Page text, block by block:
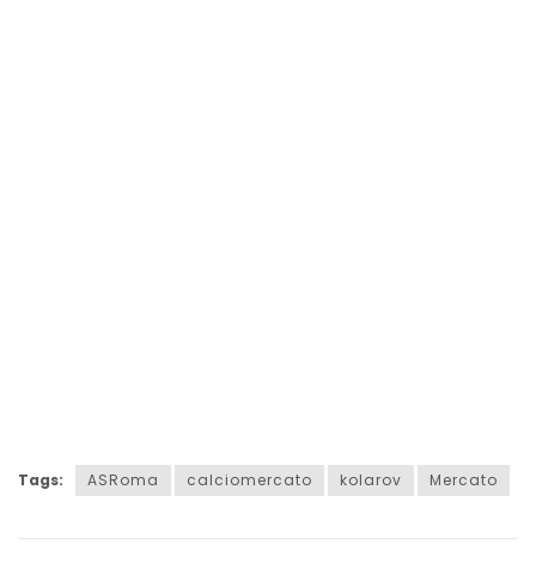
Tags: ASRoma calciomercato kolarov Mercato